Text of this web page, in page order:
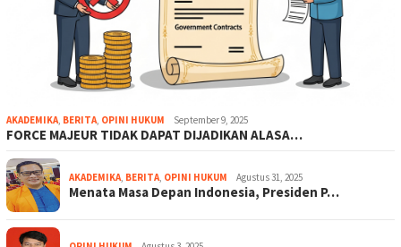
AKADEMIKA BERITA OPINI HUKUM September 9, 2025
FORCE MAJEUR TIDAK DAPAT DIJADIKAN ALASA…
AKADEMIKA BERITA OPINI HUKUM Agustus 31, 2025
Menata Masa Depan Indonesia, Presiden P…